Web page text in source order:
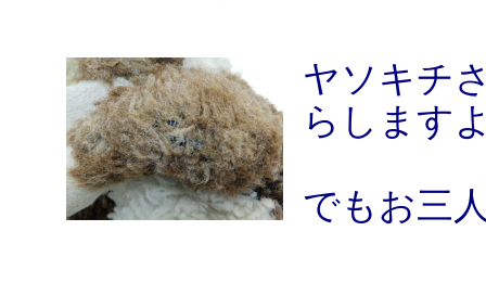
ヤソキチ
らします
でもお三